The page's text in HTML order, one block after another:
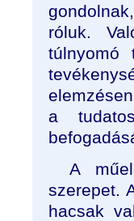
róluk.
túlnyomó
a
A
szerepet.
hacsak